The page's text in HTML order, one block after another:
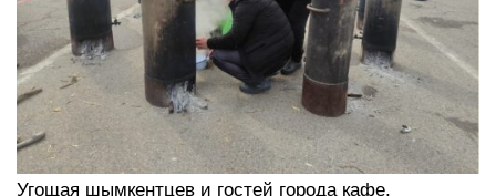
Угощая шымкентцев и гостей города кафе,